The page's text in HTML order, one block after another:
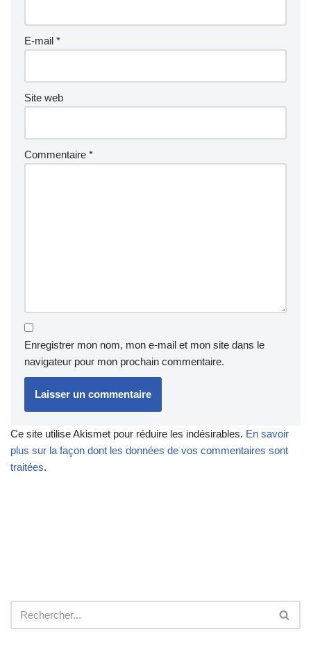
E-mail *
Site web
Commentaire *
Enregistrer mon nom, mon e-mail et mon site dans le
navigateur pour mon prochain commentaire.
Ce site utilise Akismet pour réduire les indésirables. En savoir
plus sur la façon dont les données de vos commentaires sont
traitées.